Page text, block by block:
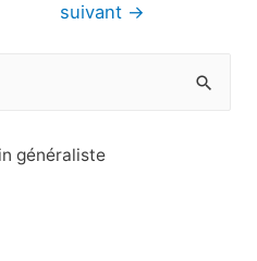
suivant →